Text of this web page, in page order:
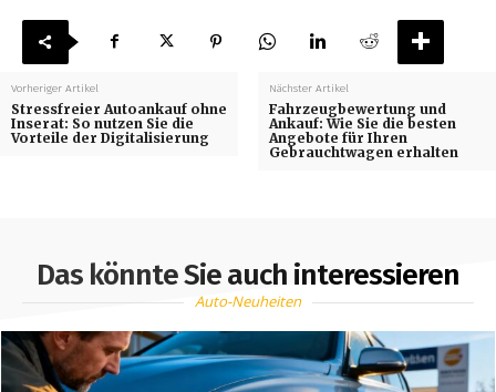
Vorheriger Artikel
Stressfreier Autoankauf ohne
Inserat: So nutzen Sie die
Vorteile der Digitalisierung
Nächster Artikel
Fahrzeugbewertung und
Ankauf: Wie Sie die besten
Angebote für Ihren
Gebrauchtwagen erhalten
Das könnte Sie auch interessieren
Auto-Neuheiten